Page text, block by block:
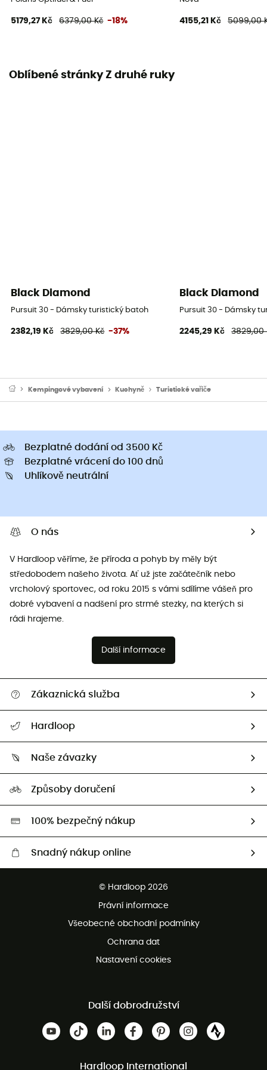
5179,27 Kč 6379,00 Kč -18% 4155,21 Kč 5099,00
Oblíbené stránky Z druhé ruky
Black Diamond
Pursuit 30 - Dámsky turistický batoh
2382,19 Kč 3829,00 Kč -37%
Black Diamond
Pursuit 30 - Dámsky
2245,29 Kč 3829,00
Kempingové vybavení Kuchyně Turistické vařiče
Bezplatné dodání od 3500 Kč
Bezplatné vrácení do 100 dnů
Uhlíkově neutrální
O nás
V Hardloop věříme, že příroda a pohyb by měly být
středobodem našeho života. Ať už jste začátečník nebo
vrcholový sportovec, od roku 2015 s vámi sdílíme vášeň pro
dobré vybavení a nadšení pro strmé stezky, na kterých si
rádi hrajeme.
Další informace
Zákaznická služba
Vrácení zboží a peněz
Hardloop
Naši Ambasadoři
Naše závazky
HardGreen
Způsoby doručení
100% bezpečný nákup
Snadný nákup online
Bezplatná zákaznická služba
© Hardloop 2026
Právní informace
Všeobecné obchodní podmínky
Ochrana dat
Nastavení cookies
Další dobrodružství
Hardloop International